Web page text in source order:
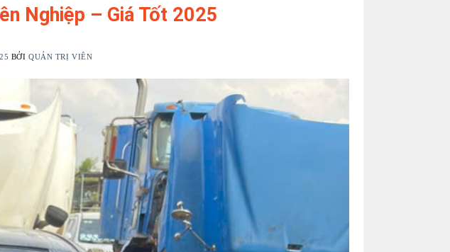
Nghiệp – Giá Tốt 2025
BỞI QUẢN TRỊ VIÊN